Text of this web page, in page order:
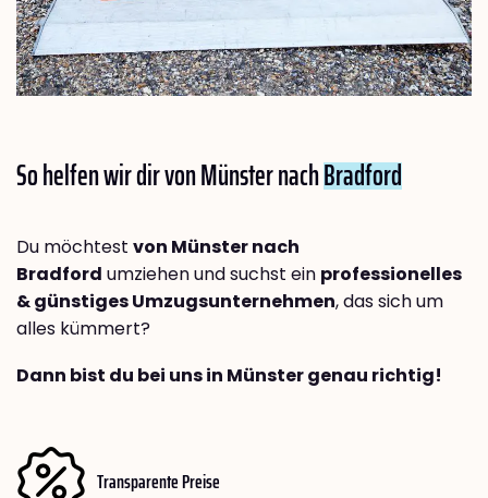
So helfen wir dir von Münster nachBradford
Du möchtest von Münster nach
Bradford umziehen und suchst ein professionelles
& günstiges Umzugsunternehmen, das sich um
alles kümmert?
Dann bist du bei uns in Münster genau richtig!
Transparente Preise